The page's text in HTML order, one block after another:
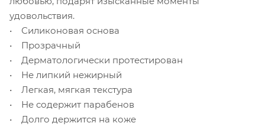
удовольствия.
• Силиконовая основа
• Прозрачный
• Дерматологически протестирован
• Не липкий нежирный
• Легкая, мягкая текстура
• Не содержит парабенов
• Долго держится на коже